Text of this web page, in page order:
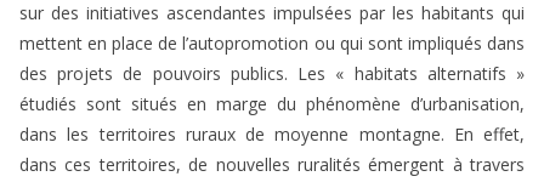
sur des initiatives ascendantes impulsées par les habitants qui
mettent en place de l’autopromotion ou qui sont impliqués dans
des projets de pouvoirs publics. Les « habitats alternatifs »
étudiés sont situés en marge du phénomène d’urbanisation,
dans les territoires ruraux de moyenne montagne. En effet,
dans ces territoires, de nouvelles ruralités émergent à travers